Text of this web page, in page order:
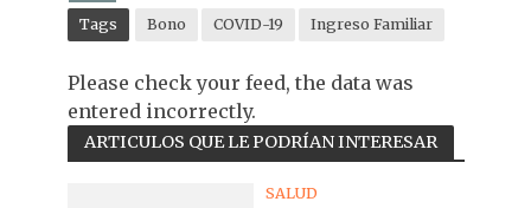
Tags Bono COVID-19 Ingreso Familiar
Please check your feed, the data was
entered incorrectly.
ARTICULOS QUE LE PODRÍAN INTERESAR
SALUD